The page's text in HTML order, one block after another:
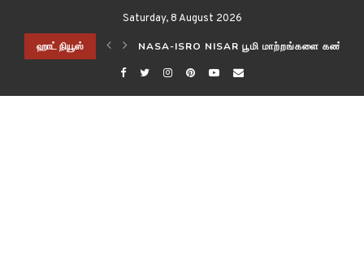
Saturday, 8 August 2026
ஹாட் நியூஸ்
விஞ்ஞானிகள்! NASA-ISRO NISAR பூமி மாற்றங்களை